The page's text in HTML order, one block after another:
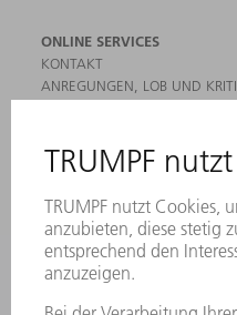
ONLINE SERVICES
KONTAKT
ANREGUNGEN, LOB UND
NEWSLETTER-ANMELDUNG
MYTRUMPF
SICHERHEITSDATENBLÄTTER
HÄNDLERSUCHE
PRODUKTE
MASCHINEN & SYSTEME
LASER
LEISTUNGSELEKTRONIK